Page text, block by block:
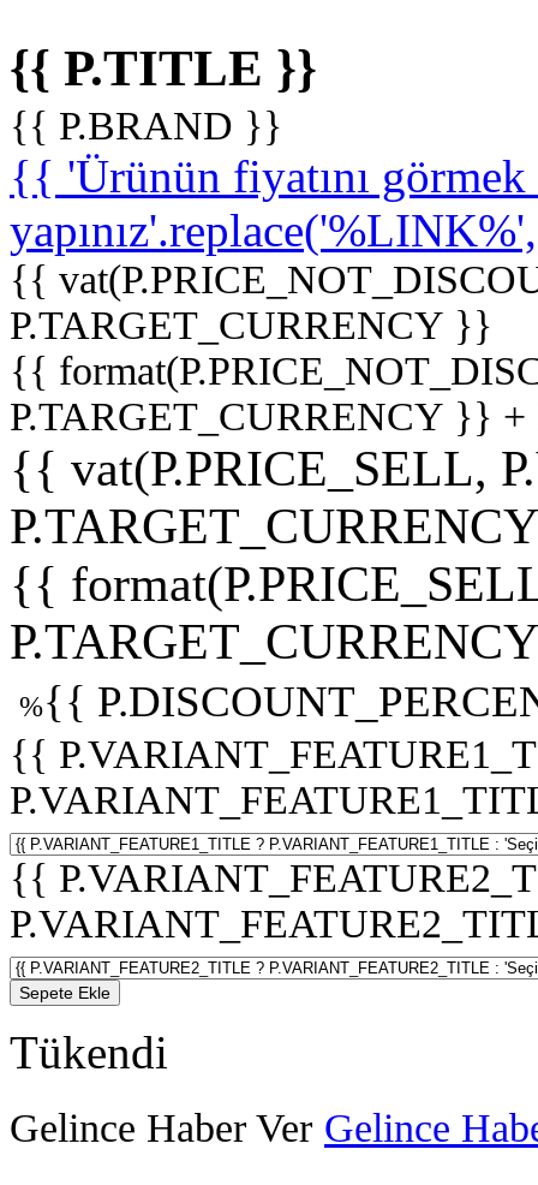
{{ P.TITLE }}
{{ P.BRAND }}
{{ 'Ürünün fiyatını
{{
P.TARGET_CURRENCY }}
{{
P.TARGET_CURRENCY }}
{{ vat(P.PRICE_SELL,
{{
%{{
{{
{{
Sepete Ekle
Tükendi
Gelince Haber Ver Gelince